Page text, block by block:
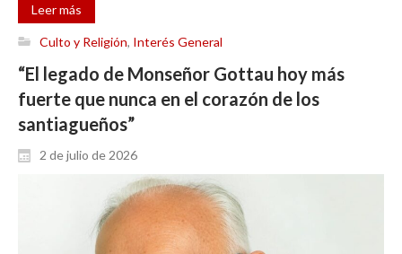
Leer más
Culto y Religión, Interés General
“El legado de Monseñor Gottau hoy más
fuerte que nunca en el corazón de los
santiagueños”
2 de julio de 2026